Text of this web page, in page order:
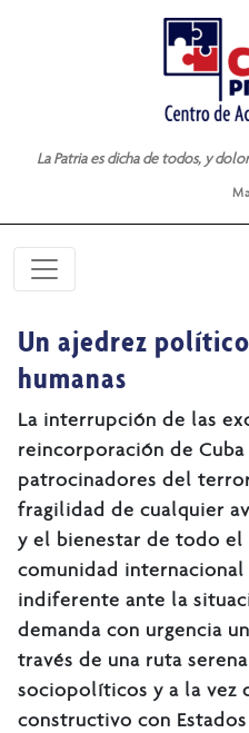
La Patria es dicha de todos, y
Un ajedrez
humanas
La interrupción de las
reincorporación de
patrocinadores del
fragilidad de cualquier
y el bienestar de todo el
comunidad
indiferente ante la
demanda con urgencia
través de una ruta
sociopolíticos y a la vez
constructivo con